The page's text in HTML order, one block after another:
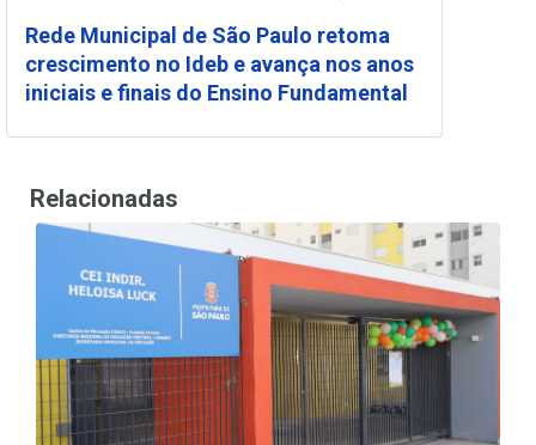
Rede Municipal de São Paulo retoma
crescimento no Ideb e avança nos anos
iniciais e finais do Ensino Fundamental
Relacionadas